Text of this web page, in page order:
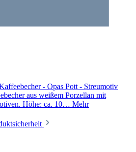
- Opas Pott - Streumotiv
aus weißem Porzellan mit
Höhe: ca. 10… Mehr